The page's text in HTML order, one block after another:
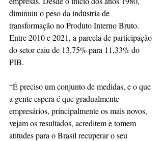
diminuiu o peso da indústria de
transformação no Produto Interno Bruto.
Entre 2010 e 2021, a parcela de participação
do setor caiu de 13,75% para 11,33% do
PIB.
“É preciso um conjunto de medidas, e o que
a gente espera é que gradualmente
empresários, principalmente os mais novos,
vejam os resultados, acreditem e tomem
atitudes para o Brasil recuperar o seu